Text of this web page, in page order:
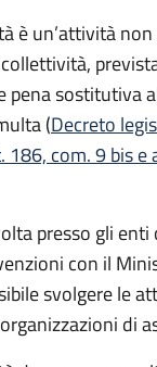
è un’attività non
sostitutiva
(Decreto
com. 9 bis e
presso gli enti
con il
svolgere le
di